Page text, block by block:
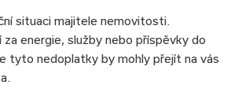
situaci majitele nemovitosti.
energie, služby nebo příspěvky do
tyto nedoplatky by mohly přejít na vás